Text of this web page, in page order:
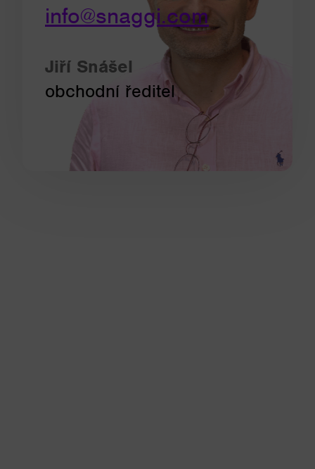
info@snaggi.com
Jiří Snášel
obchodní ředitel